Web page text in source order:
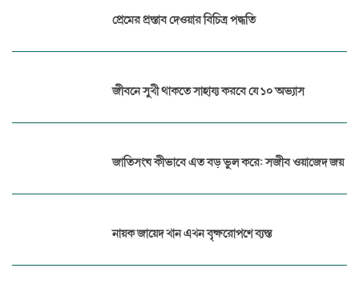
প্রেমের প্রস্তাব দেওয়ার বিচিত্র পদ্ধতি
জীবনে সুখী থাকতে সাহায্য করবে যে ১০ অভ্যাস
জাতিসংঘ কীভাবে এত বড় ভুল করে: সজীব ওয়াজেদ জয়
নায়ক জায়েদ খান এখন বৃক্ষরোপণে ব্যস্ত